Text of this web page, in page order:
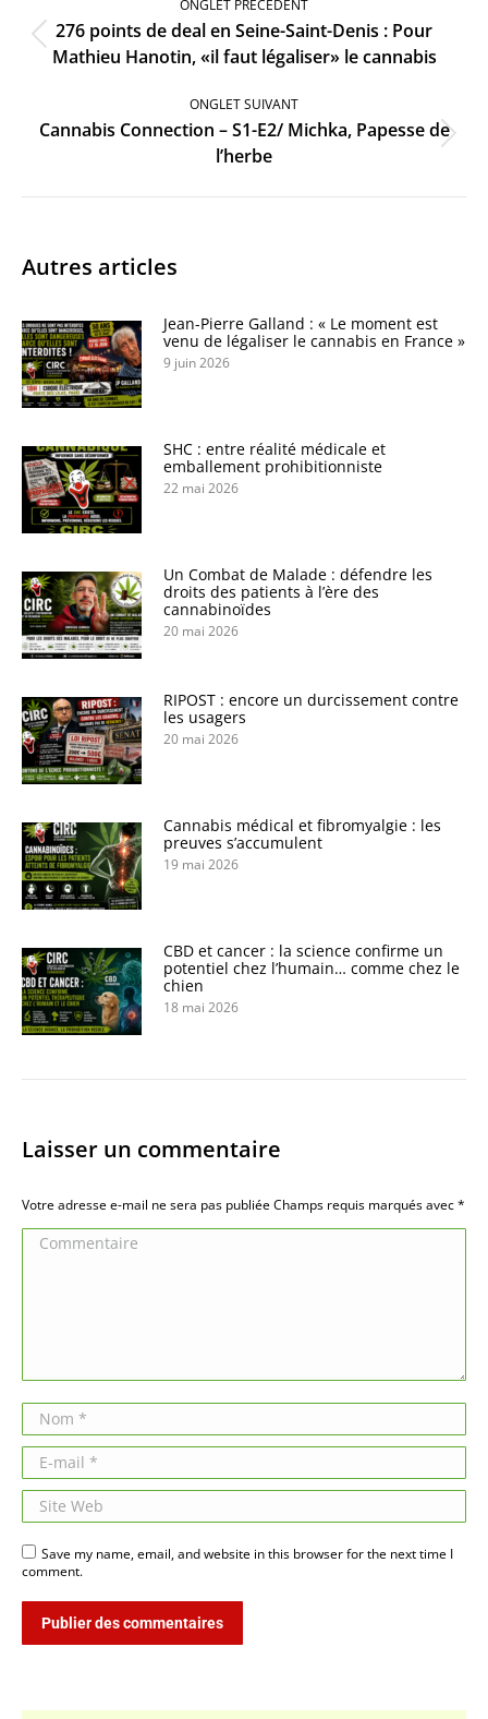
ONGLET PRÉCÉDENT
Onglet
précédent
276 points de deal en Seine-Saint-Denis : Pour
Mathieu Hanotin, «il faut légaliser» le cannabis
ONGLET SUIVANT
Onglet
suivant
Cannabis Connection – S1-E2/ Michka, Papesse de
l’herbe
Autres articles
Jean-Pierre Galland : « Le moment est
venu de légaliser le cannabis en France »
9 juin 2026
SHC : entre réalité médicale et
emballement prohibitionniste
22 mai 2026
Un Combat de Malade : défendre les
droits des patients à l’ère des
cannabinoïdes
20 mai 2026
RIPOST : encore un durcissement contre
les usagers
20 mai 2026
Cannabis médical et fibromyalgie : les
preuves s’accumulent
19 mai 2026
CBD et cancer : la science confirme un
potentiel chez l’humain… comme chez le
chien
18 mai 2026
Laisser un commentaire
Votre adresse e-mail ne sera pas publiée Champs requis marqués avec*
Commentaire
Nom *
E-mail *
Site Web
Save my name, email, and website in this browser for the next time I
comment.
Publier des commentaires